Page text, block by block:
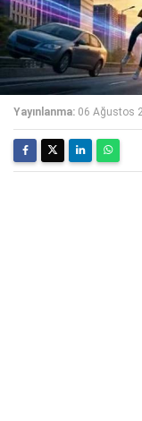
Yayınlanma: 06 Ağustos